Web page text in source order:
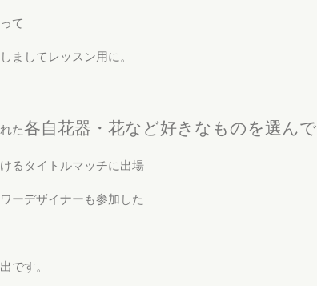
て
ましてレッスン用に。
た各自花器・花など好きなものを選んで
るタイトルマッチに出場
ーデザイナーも参加した
です。